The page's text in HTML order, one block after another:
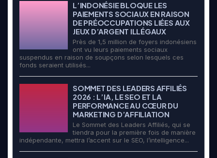
L’INDONÉSIE BLOQUE LES
PAIEMENTS SOCIAUX EN RAISON
DE PRÉOCCUPATIONS LIÉES AUX
JEUX D’ARGENT ILLÉGAUX
Près de 1,5 million de foyers indonésiens
ont vu leurs paiements sociaux
suspendus en raison de soupçons selon lesquels ces
fonds seraient utilisés...
SOMMET DES LEADERS AFFILIÉS
2026 : L’IA, LE SEO ET LA
PERFORMANCE AU CŒUR DU
MARKETING D’AFFILIATION
Le Sommet des Leaders Affiliés, qui se
tiendra pour la première fois de manière
indépendante, mettra l’accent sur le SEO, l’intelligence...